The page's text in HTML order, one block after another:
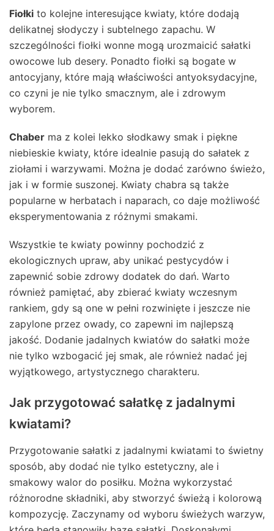
Fiołki to kolejne interesujące kwiaty, które dodają
delikatnej słodyczy i subtelnego zapachu. W
szczególności fiołki wonne mogą urozmaicić sałatki
owocowe lub desery. Ponadto fiołki są bogate w
antocyjany, które mają właściwości antyoksydacyjne,
co czyni je nie tylko smacznym, ale i zdrowym
wyborem.
Chaber ma z kolei lekko słodkawy smak i piękne
niebieskie kwiaty, które idealnie pasują do sałatek z
ziołami i warzywami. Można je dodać zarówno świeżo,
jak i w formie suszonej. Kwiaty chabra są także
popularne w herbatach i naparach, co daje możliwość
eksperymentowania z różnymi smakami.
Wszystkie te kwiaty powinny pochodzić z
ekologicznych upraw, aby unikać pestycydów i
zapewnić sobie zdrowy dodatek do dań. Warto
również pamiętać, aby zbierać kwiaty wczesnym
rankiem, gdy są one w pełni rozwinięte i jeszcze nie
zapylone przez owady, co zapewni im najlepszą
jakość. Dodanie jadalnych kwiatów do sałatki może
nie tylko wzbogacić jej smak, ale również nadać jej
wyjątkowego, artystycznego charakteru.
Jak przygotować sałatkę z jadalnymi
kwiatami?
Przygotowanie sałatki z jadalnymi kwiatami to świetny
sposób, aby dodać nie tylko estetyczny, ale i
smakowy walor do posiłku. Można wykorzystać
różnorodne składniki, aby stworzyć świeżą i kolorową
kompozycję. Zaczynamy od wyboru świeżych warzyw,